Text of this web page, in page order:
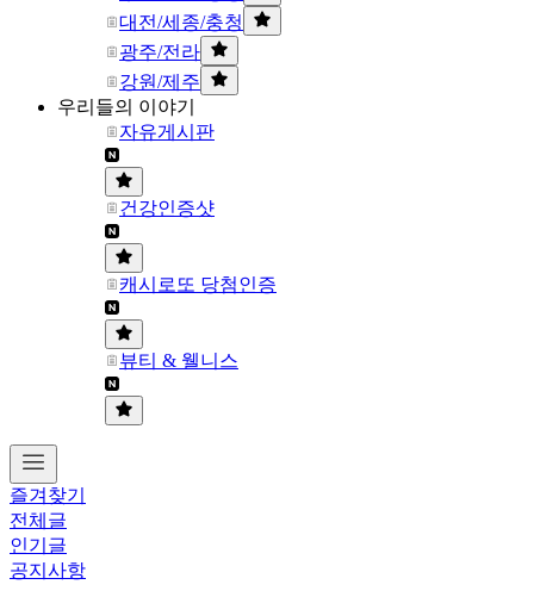
대전/세종/충청
광주/전라
강원/제주
우리들의 이야기
자유게시판
건강인증샷
캐시로또 당첨인증
뷰티 & 웰니스
즐겨찾기
전체글
인기글
공지사항